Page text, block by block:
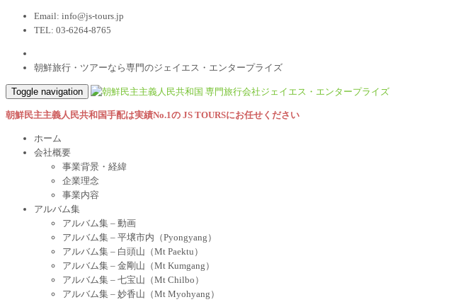
Email: info@js-tours.jp
TEL: 03-6264-8765
朝鮮旅行・ツアーなら専門のジェイエス・エンタープライズ
Toggle navigation
朝鮮民主主義人民共和国手配は実績No.1の JS TOURSにお任せください
ホーム
会社概要
事業背景・経緯
企業理念
事業内容
アルバム集
アルバム集 – 動画
アルバム集 – 平壌市内（Pyongyang）
アルバム集 – 白頭山（Mt Paektu）
アルバム集 – 金剛山（Mt Kumgang）
アルバム集 – 七宝山（Mt Chilbo）
アルバム集 – 妙香山（Mt Myohyang）